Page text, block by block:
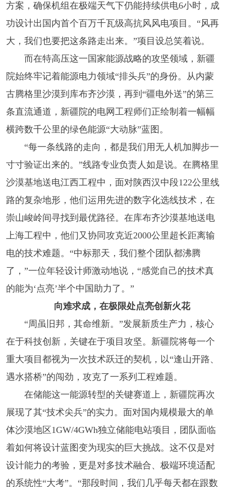
方案，确保机组在极端天气下仍能持续供电6小时，成
功设计出国内首个百万千瓦级高抗风风电项目。“风再
大，我们也要把这条路走出来。”项目设总笑着说。
而在特高压这一国家能源战略的攻坚领域，新疆
院始终牢记着能源电力领域“排头兵”的身份。从内蒙
古腾格里沙漠到库布齐沙漠，再到“疆电外送”的第三
条直流通道，新疆院的电网工程师们正绘制着一幅幅
横跨数千公里的绿色能源“大动脉”蓝图。
“每一条线路的走向，都是我们用无人机加脚步一
寸寸验证出来的。”线路专业负责人如是说。在腾格里
沙漠基地送电江西工程中，面对陕西汉中段122公里线
路的复杂地形，他们运用先进的数字化选线技术，在
崇山峻岭间寻找到最优路径。在库布齐沙漠基地送电
上海工程中，他们又协同攻克近2000公里超长距离输
电的技术难题。“中标那天，我们整个团队都沸腾
了，”一位年轻设计师激动地说，“感觉自己的技术真
的能为‘点亮’半个中国助力了。”
向难求成，在极限处点亮创新火花
“周虽旧邦，其命维新。”发展新质生产力，核心
在于科技创新，关键在于项目攻坚。新疆院将每一个
重大项目都视为一次技术跃迁的契机，以“逢山开路、
遇水搭桥”的闯劲，攻克了一系列工程难题。
在储能这一能源转型的关键赛道上，新疆院再次
展现了其“技术尖兵”的实力。面对国内规模最大的单
体沙漠地区1GW/4GWh独立储能电站项目，团队面临
着如何将设计蓝图变为现实的巨大挑战。这不仅是对
设计能力的考验，更是对多技术融合、极端环境适配
的系统性“大考”。“那段时间，我们几乎每天都在跟数